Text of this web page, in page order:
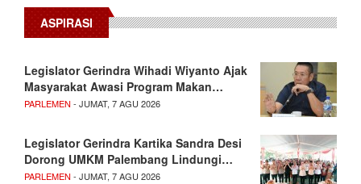
ASPIRASI
Legislator Gerindra Wihadi Wiyanto Ajak
Masyarakat Awasi Program Makan…
PARLEMEN - JUMAT, 7 AGU 2026
Legislator Gerindra Kartika Sandra Desi
Dorong UMKM Palembang Lindungi…
PARLEMEN - JUMAT, 7 AGU 2026